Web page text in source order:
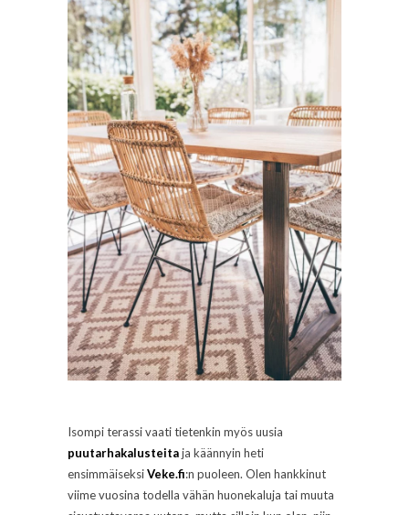
Isompi terassi vaati tietenkin myös uusia
puutarhakalusteitaja käännyin heti
ensimmäiseksiVeke.fi:n puoleen. Olen hankkinut
viime vuosina todella vähän huonekaluja tai muuta